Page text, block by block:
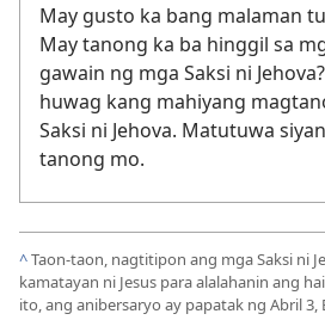
May gusto ka bang malaman
May tanong ka ba hinggil sa
gawain ng mga Saksi ni
huwag kang mahiyang
Saksi ni Jehova. Matutuwa
tanong mo.
^Taon-taon, nagtitipon ang mga Saksi ni
kamatayan ni Jesus para alalahanin ang
ito, ang anibersaryo ay papatak ng Abril 3,